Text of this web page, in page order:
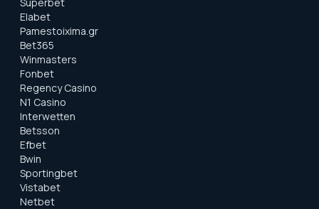
Elabet
Pamestoixima.gr
Bet365
Winmasters
Fonbet
Regency Casino
N1 Casino
Interwetten
Betsson
Efbet
Bwin
Sportingbet
Vistabet
Netbet